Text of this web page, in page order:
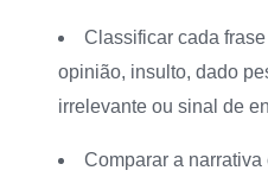
Classificar cada
opinião, insulto, dado
irrelevante ou sinal de
Comparar a narrativa